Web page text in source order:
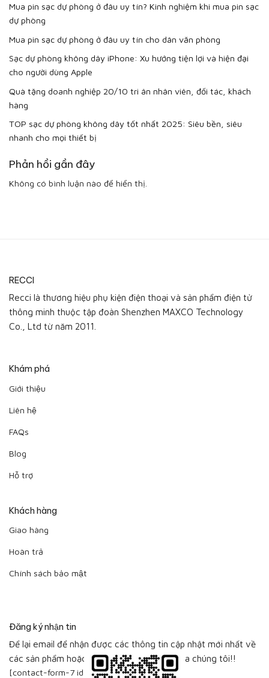
Mua pin sạc dự phòng ở đâu uy tín? Kinh nghiệm khi mua pin sạc
dự phòng
Mua pin sạc dự phòng ở đâu uy tín cho dân văn phòng
Sạc dự phòng không dây iPhone: Xu hướng tiện lợi và hiện đại
cho người dùng Apple
Quà tặng doanh nghiệp 20/10 tri ân nhân viên, đối tác, khách
hàng
TOP sạc dự phòng không dây tốt nhất 2025: Siêu bền, siêu
nhanh cho mọi thiết bị
Phản hồi gần đây
Không có bình luận nào để hiển thị.
RECCI
Recci là thương hiệu phụ kiện điện thoại và sản phẩm điện tử
thông minh thuộc tập đoàn Shenzhen MAXCO Technology
Co., Ltd từ năm 2011.
Khám phá
Giới thiệu
Liên hệ
FAQs
Blog
Hỗ trợ
Khách hàng
Giao hàng
Hoàn trả
Chính sách bảo mật
Đăng ký nhận tin
Để lại email để nhận được các thông tin cập nhật mới nhất về
các sản phẩm hoặc bộ sưu tập sản phẩm của chúng tôi!!
[contact-form-7 id="115"]